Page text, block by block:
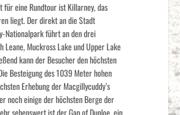
für eine Rundtour ist Killarney, das
liegt. Der direkt an die Stadt
Nationalpark führt an den drei
Leane, Muckross Lake und Upper Lake
kann der Besucher den höchsten
Besteigung des 1039 Meter hohen
Erhebung der Macgillycuddy’s
noch einige der höchsten Berge der
sehenswert ist der Gap of Dunloe, ein